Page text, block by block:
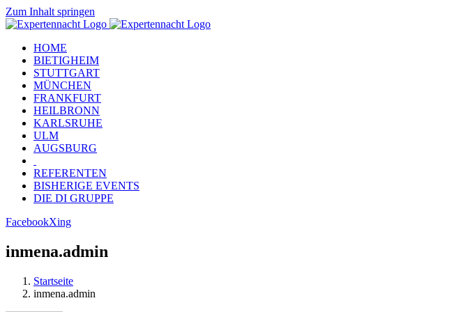
Zum Inhalt springen
HOME
BIETIGHEIM
STUTTGART
MÜNCHEN
FRANKFURT
HEILBRONN
KARLSRUHE
ULM
AUGSBURG
REFERENTEN
BISHERIGE EVENTS
DIE DI GRUPPE
FacebookXing
inmena.admin
Startseite
inmena.admin